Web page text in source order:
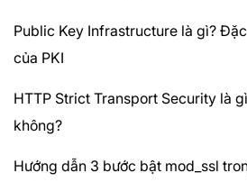
Public Key Infrastructure là gì?
của PKI
HTTP Strict Transport Security là
không?
Hướng dẫn 3 bước bật mod_ssl